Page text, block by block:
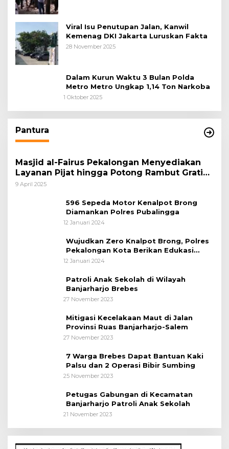
Viral Isu Penutupan Jalan, Kanwil
Kemenag DKI Jakarta Luruskan Fakta
28 November 2025
Dalam Kurun Waktu 3 Bulan Polda
Metro Metro Ungkap 1,14 Ton Narkoba
1 Oktober 2025
Pantura
Masjid al-Fairus Pekalongan Menyediakan
Layanan Pijat hingga Potong Rambut Gratis
bagi Pemudik Lebaran 2025
9 April 2025
596 Sepeda Motor Kenalpot Brong
Diamankan Polres Pubalingga
12 Januari 2024
Wujudkan Zero Knalpot Brong, Polres
Pekalongan Kota Berikan Edukasi
Kepada Pelajar
12 Januari 2024
Patroli Anak Sekolah di Wilayah
Banjarharjo Brebes
27 November 2023
Mitigasi Kecelakaan Maut di Jalan
Provinsi Ruas Banjarharjo-Salem
27 November 2023
7 Warga Brebes Dapat Bantuan Kaki
Palsu dan 2 Operasi Bibir Sumbing
25 November 2023
Petugas Gabungan di Kecamatan
Banjarharjo Patroli Anak Sekolah
21 November 2023